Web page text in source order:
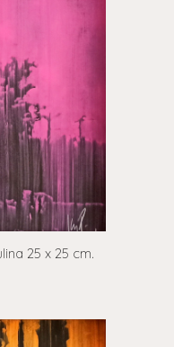
25 x 25 cm.